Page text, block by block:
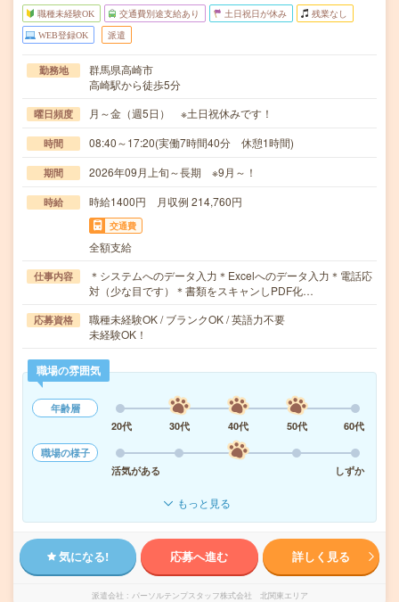
職種未経験OK 交通費別途支給あり 土日祝日が休み 残業なし
WEB登録OK 派遣
勤務地
群馬県高崎市
高崎駅から徒歩5分
曜日頻度 月～金（週5日） ※土日祝休みです！
時間 08:40～17:20(実働7時間40分 休憩1時間)
期間 2026年09月上旬～長期 ※9月～！
時給 時給1400円 月収例 214,760円
交通費
全額支給
仕事内容
＊システムへのデータ入力＊Excelへのデータ入力＊電話応
対（少な目です）＊書類をスキャンしPDF化…
応募資格
職種未経験OK / ブランクOK / 英語力不要
未経験OK！
職場の雰囲気
年齢層
20代
30代 40代 50代
60代
職場の様子
活気がある
しずか
もっと見る
気になる! 応募へ進む 詳しく見る
派遣会社 パーソルテンプスタッフ株式会社 北関東エリア